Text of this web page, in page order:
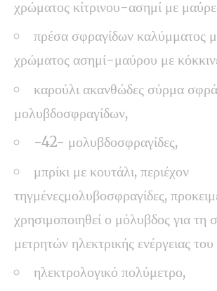
χρώματος κίτρινου-ασημί με
πρέσα σφραγίδων καλύμματος
χρώματος ασημί-μαύρου με
καρούλι ακανθώδες σύρμα
μολυβδοσφραγίδων,
-42- μολυβδοσφραγίδες,
μπρίκι με κουτάλι, περιέχον
τηγμένεςμολυβοσφραγίδες,
χρησιμοποιηθεί ο μόλυβδος για τη
μετρητών ηλεκτρικής ενέργειας
ηλεκτρολογικό πολύμετρο,